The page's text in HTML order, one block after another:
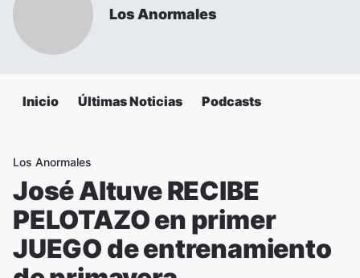
Los Anormales
Inicio Últimas Noticias Podcasts
Los Anormales
José Altuve RECIBE
PELOTAZO en primer
JUEGO de entrenamiento